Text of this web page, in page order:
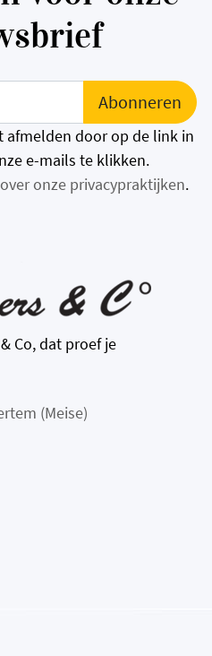
door op de link in
e-mails te klikken.
onze privacypraktijken.
Co, dat proef je
(Meise)